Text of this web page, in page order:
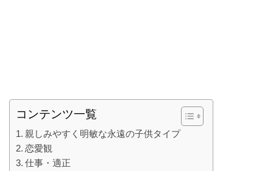
コンテンツ一覧
親しみやすく明敏な永遠の子供タイプ
恋愛観
仕事・適正